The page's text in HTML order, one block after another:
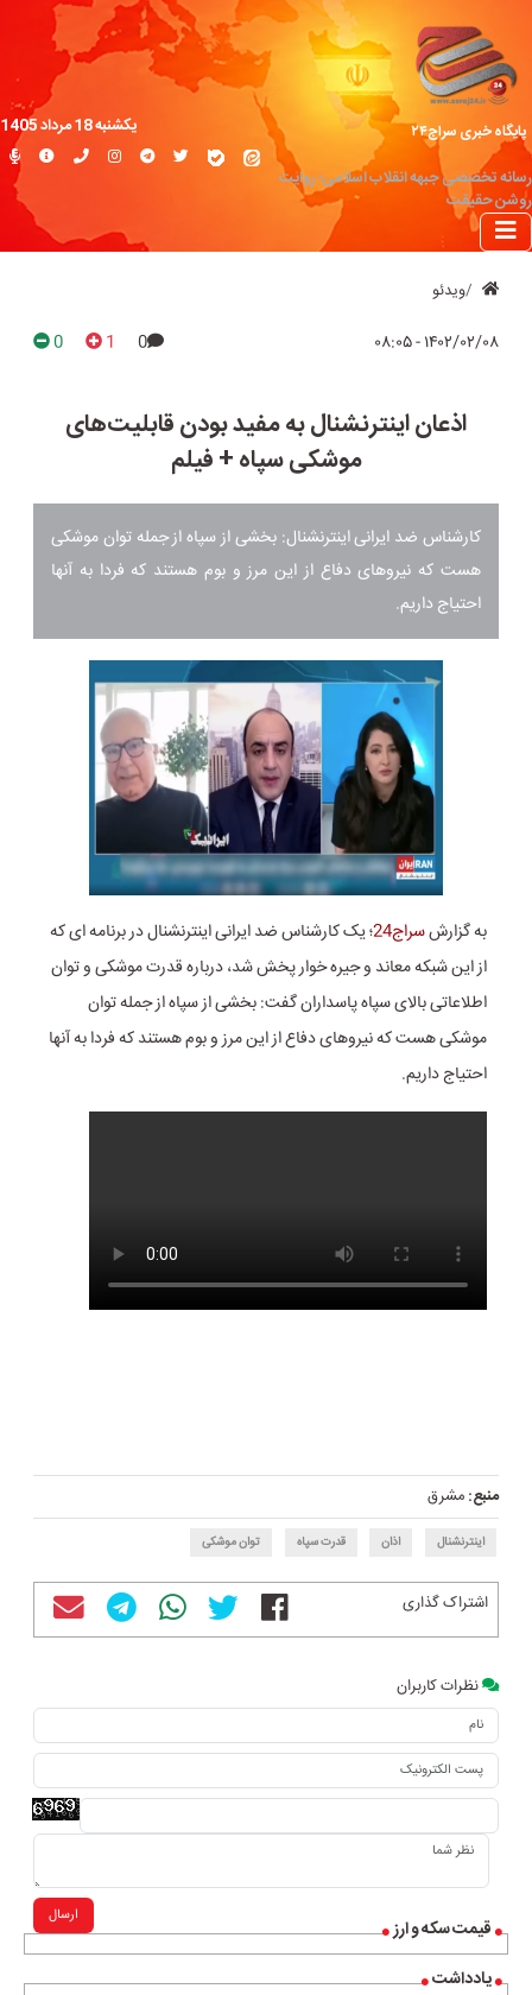
پایگاه خبری سراج۲۴
رسانه تخصصی جبهه انقلاب اسلامی؛ روایت
روشن حقیقت
یکشنبه 18 مرداد 1405
قیمت سکه و ارز
یادداشت
ویدئو
۱۴۰۲/۰۲/۰۸ - ۰۸:۰۵ 0
1
0
اذعان اینترنشنال به مفید بودن قابلیت‌های
موشکی سپاه + فیلم
کارشناس ضد ایرانی اینترنشنال: بخشی از سپاه از جمله توان موشکی
هست که نیروهای دفاع از این مرز و بوم هستند که فردا به آنها
احتیاج داریم.
به گزارشسراج24
؛ یک کارشناس ضد ایرانی اینترنشنال در برنامه ای که
از این شبکه معاند و جیره خوار پخش شد، درباره قدرت موشکی و توان
اطلاعاتی بالای سپاه پاسداران گفت: بخشی از سپاه از جمله توان
موشکی هست که نیروهای دفاع از این مرز و بوم هستند که فردا به آنها
احتیاج داریم.
منبع:مشرق
اینترنشنال اذان قدرت سپاه توان موشکی
اشتراک گذاری
نظرات کاربران
ارسال